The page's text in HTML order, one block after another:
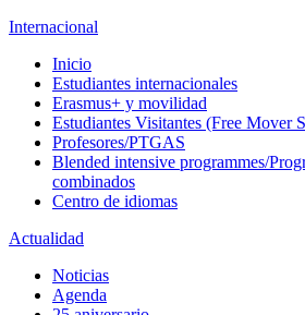
Internacional
Inicio
Estudiantes internacionales
Erasmus+ y movilidad
Estudiantes Visitantes (Free Mover
Profesores/PTGAS
Blended intensive programmes/
combinados
Centro de idiomas
Actualidad
Noticias
Agenda